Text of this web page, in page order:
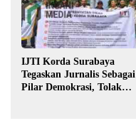
IJTI Korda Surabaya
Tegaskan Jurnalis Sebagai
Pilar Demokrasi, Tolak